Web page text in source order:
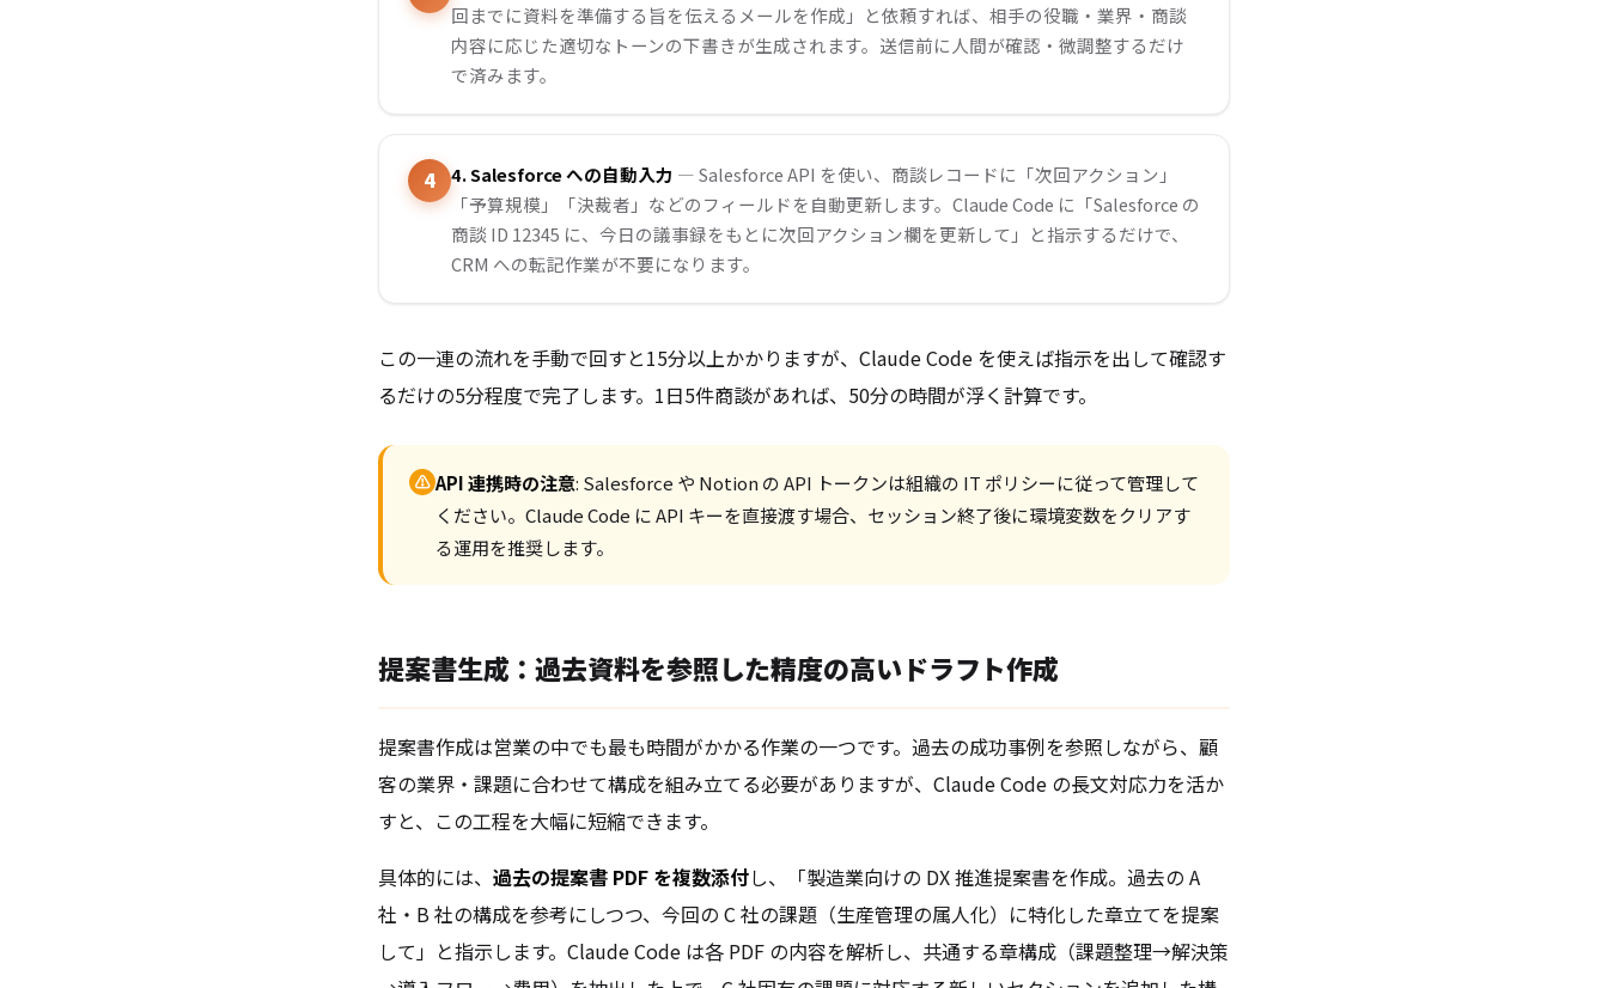
回までに資料を準備する旨を伝えるメールを作成」と依頼すれば、相手の役職・業界・商談
内容に応じた適切なトーンの下書きが生成されます。送信前に人間が確認・微調整するだけ
で済みます。
4. Salesforce への自動入力 — Salesforce API を使い、商談レコードに「次回アクション」
「予算規模」「決裁者」などのフィールドを自動更新します。Claude Code に「Salesforce の
商談 ID 12345 に、今日の議事録をもとに次回アクション欄を更新して」と指示するだけで、
CRM への転記作業が不要になります。
この一連の流れを手動で回すと15分以上かかりますが、Claude Code を使えば指示を出して確認す
るだけの5分程度で完了します。1日5件商談があれば、50分の時間が浮く計算です。
⚠ API 連携時の注意: Salesforce や Notion の API トークンは組織の IT ポリシーに従って管理して
ください。Claude Code に API キーを直接渡す場合、セッション終了後に環境変数をクリアす
る運用を推奨します。
提案書生成：過去資料を参照した精度の高いドラフト作成
提案書作成は営業の中でも最も時間がかかる作業の一つです。過去の成功事例を参照しながら、顧
客の業界・課題に合わせて構成を組み立てる必要がありますが、Claude Code の長文対応力を活か
すと、この工程を大幅に短縮できます。
具体的には、 過去の提案書 PDF を複数添付し、「製造業向けの DX 推進提案書を作成。過去の A
社・B 社の構成を参考にしつつ、今回の C 社の課題（生産管理の属人化）に特化した章立てを提案
して」と指示します。Claude Code は各 PDF の内容を解析し、共通する章構成（課題整理→解決策